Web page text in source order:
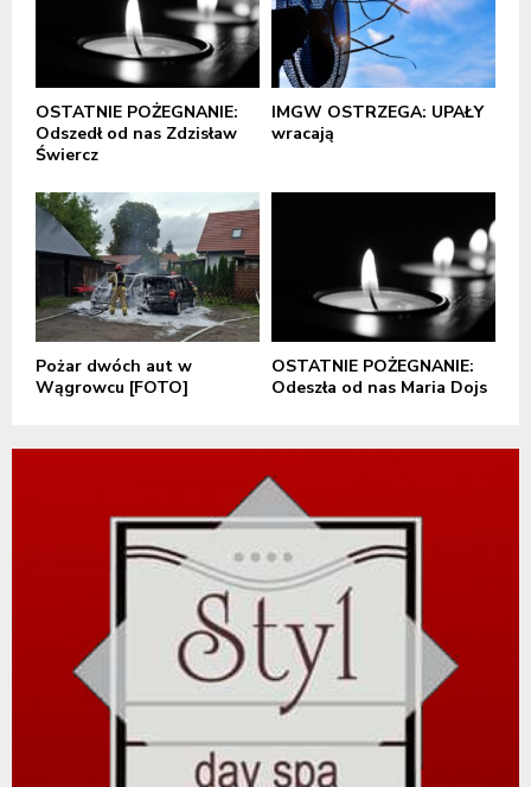
OSTATNIE POŻEGNANIE:
Odszedł od nas Zdzisław
Świercz
IMGW OSTRZEGA: UPAŁY
wracają
Pożar dwóch aut w
Wągrowcu [FOTO]
OSTATNIE POŻEGNANIE:
Odeszła od nas Maria Dojs